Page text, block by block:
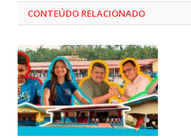
CONTEÚDO RELACIONADO